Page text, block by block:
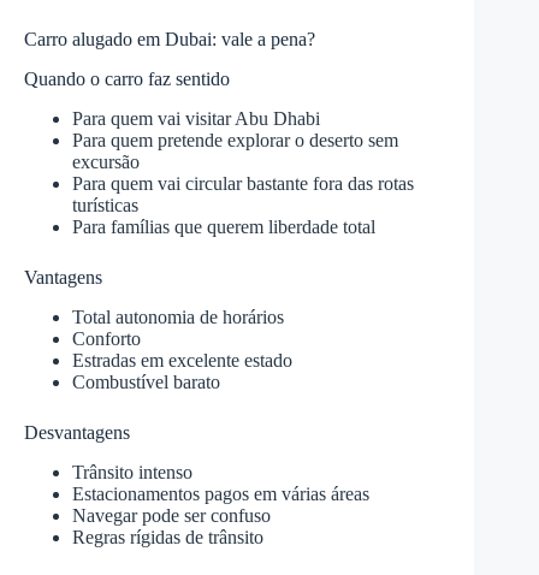
Carro alugado em Dubai: vale a pena?
Quando o carro faz sentido
Para quem vai visitar Abu Dhabi
Para quem pretende explorar o deserto sem
excursão
Para quem vai circular bastante fora das rotas
turísticas
Para famílias que querem liberdade total
Vantagens
Total autonomia de horários
Conforto
Estradas em excelente estado
Combustível barato
Desvantagens
Trânsito intenso
Estacionamentos pagos em várias áreas
Navegar pode ser confuso
Regras rígidas de trânsito